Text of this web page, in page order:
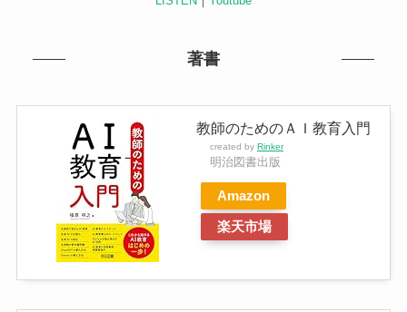
著書
教師のためのＡＩ教育入門
created by Rinker
明治図書出版
Amazon
楽天市場